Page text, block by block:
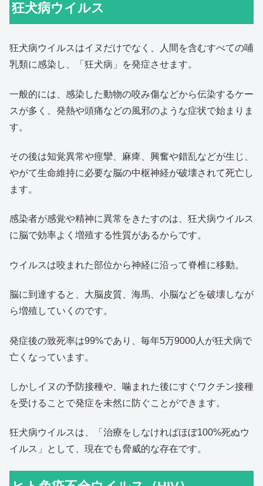
狂犬病ウイルス
狂犬病ウイルスはイヌだけでなく、人間を含むすべての哺
乳類に感染し、「狂犬病」を発症させます。
一般的には、感染した動物の咬み傷などから伝染するケー
スが多く、発熱や頭痛などの風邪のような症状で始まりま
す。
その後は知覚異常や痙攣、麻痺、興奮や錯乱などが生じ、
やがて生命維持に必要な脳の中枢神経が破壊されて死亡し
ます。
感染者が感覚や精神に異常をきたすのは、狂犬病ウイルス
に脳で効率よく増殖する性質があるからです。
ウイルスは咬まれた部位から神経に沿って脊椎に移動。
脳に到達すると、大脳皮質、海馬、小脳などを破壊しなが
ら増殖していくのです。
発症後の致死率は99%であり、毎年5万9000人が狂犬病で
亡くなっています。
しかしイヌの予防接種や、噛まれた後にすぐワクチン接種
を受けることで発症を未然に防ぐことができます。
狂犬病ウイルスは、「治療をしなければほぼ100%死ぬウ
イルス」として、現在でも脅威的な存在です。